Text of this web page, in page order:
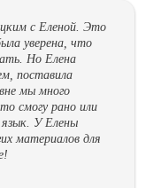
с Еленой. Это
уверена, что
Но Елена
поставила
мы много
смогу рано или
язык. У Елены
материалов для